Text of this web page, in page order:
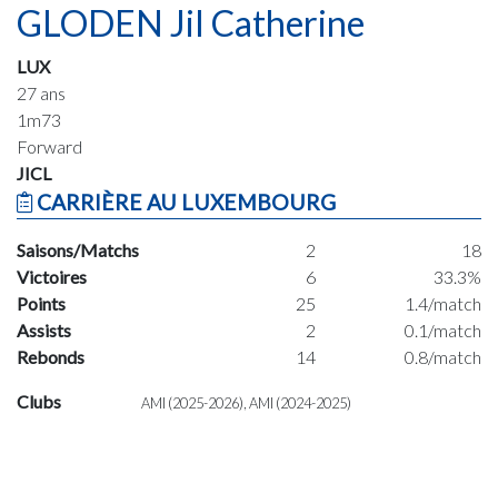
GLODEN Jil Catherine
LUX
27 ans
1m73
Forward
JICL
CARRIÈRE AU LUXEMBOURG
Saisons/Matchs 2
18
Victoires
6
33.3%
Points
25
1.4/match
Assists
2
0.1/match
Rebonds
14 0.8/match
Clubs AMI (2025-2026), AMI (2024-2025)